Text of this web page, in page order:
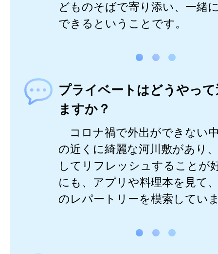
どものそばで寄り添い、一緒
できるということです。
プライベートはどうやっ
ますか？
コロナ禍で外出ができない
の近くに綺麗な河川敷があり
してリフレッシュすることが
にも、アプリや料理本を見て
のレパートリーを模索してい